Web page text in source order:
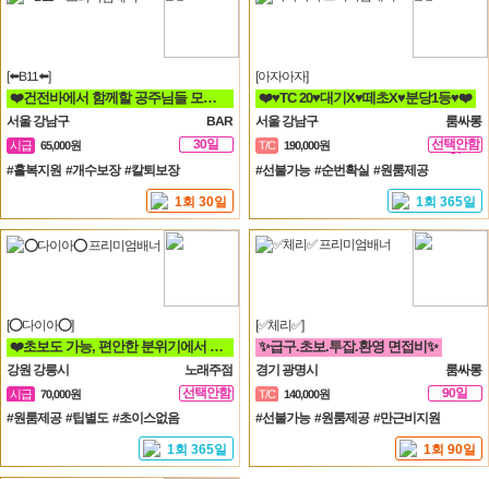
[⬅️B11⬅️]
❤️건전바에서 함께할 공주님들 모집합니다❤️
서울 강남구 BAR
시급 65,000원
30일
#홀복지원 #개수보장 #칼퇴보장
1회 30일
[아자아자]
❤️♥TC 20♥대기X♥떼초X♥분당1등♥❤️
서울 강남구 룸싸롱
T/C 190,000원
선택안함
일
#선불가능 #순번확실 #원룸제공
1회 365일
[⭕다이아⭕]
❤️초보도 가능, 편안한 분위기에서 함께 일할분 찾습니다❤️
강원 강릉시 노래주점
시급 70,000원
선택안함
일
#원룸제공 #팁별도 #초이스없음
1회 365일
[✅체리✅]
✨급구.초보.투잡.환영 면접비✨
경기 광명시 룸싸롱
T/C 140,000원
90일
#선불가능 #원룸제공 #만근비지원
1회 90일